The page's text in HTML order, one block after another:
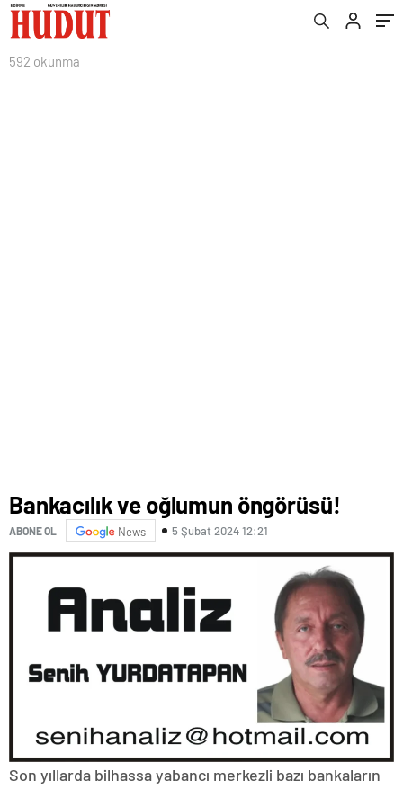
592 okunma
Bankacılık ve oğlumun öngörüsü!
ABONE OL News 5 Şubat 2024 12:21
Son yıllarda bilhassa yabancı merkezli bazı bankaların